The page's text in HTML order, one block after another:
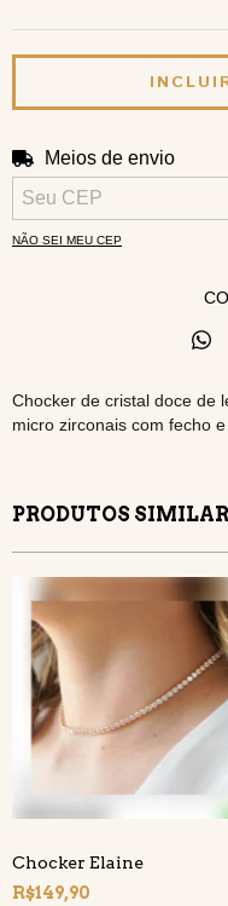
Entregas para o CEP:
Meios de envio
NÃO SEI MEU CEP
Chocker de cristal doce de
micro zirconais com fecho
PRODUTOS
Chocker Elaine
R$149,90